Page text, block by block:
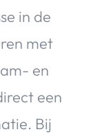
in de
met
en
een
Bij